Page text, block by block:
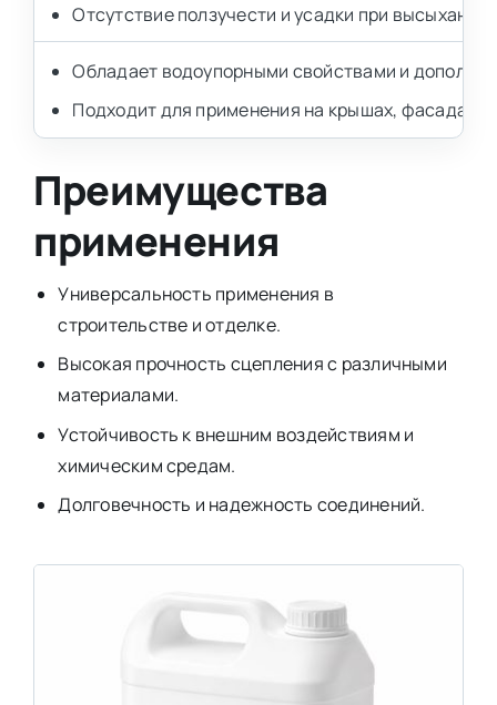
Отсутствие ползучести и усадки при высыхании.
Обладает водоупорными свойствами и
Подходит для применения на крышах, фасадах,
Преимущества
применения
Универсальность применения в
строительстве и отделке.
Высокая прочность сцепления с различными
материалами.
Устойчивость к внешним воздействиям и
химическим средам.
Долговечность и надежность соединений.